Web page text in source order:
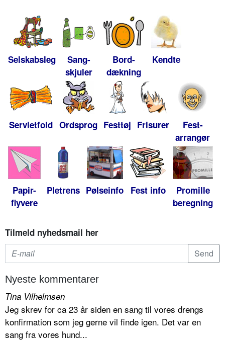
Selskabsleg
Sang-
skjuler
Bord-
dækning
Kendte
Servietfold Ordsprog Festtøj Frisurer
Fest-
arrangør
Papir-
flyvere
Pletrens Pølseinfo Fest info
Promille
beregning
Tilmeld nyhedsmail her
Nyeste kommentarer
Tina Vilhelmsen
Jeg skrev for ca 23 år siden en sang til vores drengs
konfirmation som jeg gerne vil finde igen. Det var en
sang fra vores hund...